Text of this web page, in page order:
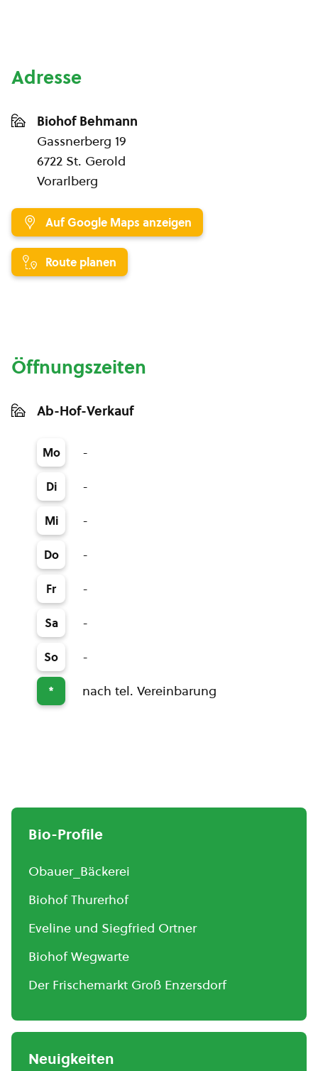
Adresse
Biohof Behmann
Gassnerberg 19
6722 St. Gerold
Vorarlberg
Auf Google Maps anzeigen
Route planen
Öffnungszeiten
Ab-Hof-Verkauf
Mo -
Di -
Mi -
Do -
Fr -
Sa -
So -
* nach tel. Vereinbarung
Bio-Profile
Obauer_Bäckerei
Biohof Thurerhof
Eveline und Siegfried Ortner
Biohof Wegwarte
Der Frischemarkt Groß Enzersdorf
Neuigkeiten